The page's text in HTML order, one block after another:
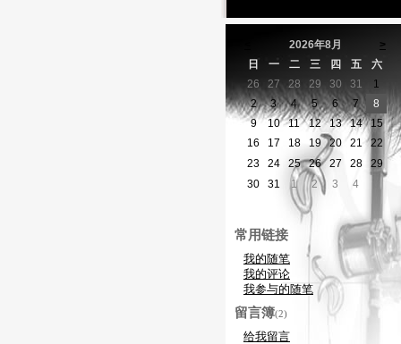
2026年8月
>
日
一 二 三 四 五
六
26
27 28 29 30 31
1
2
3 4 5 6 7
8
9
10 11 12 13 14
15
16
17 18 19 20 21
22
23
24 25 26 27 28
29
30
31 1 2 3 4
常用链接
我的随笔
我的评论
我参与的随笔
留言簿(2)
给我留言